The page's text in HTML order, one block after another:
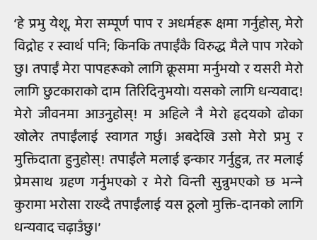
‘हे प्रभु येशू, मेरा सम्पूर्ण पाप र अधर्महरू क्षमा गर्नुहोस्, मेरो
विद्रोह र स्वार्थ पनि; किनकि तपाईंकै विरुद्ध मैले पाप गरेको
छु। तपाईं मेरा पापहरूको लागि क्रूसमा मर्नुभयो र यसरी मेरो
लागि छुटकाराको दाम तिरिदिनुभयो। यसको लागि धन्यवाद!
मेरो जीवनमा आउनुहोस्! म अहिले नै मेरो हृदयको ढोका
खोलेर तपाईंलाई स्वागत गर्छु। अबदेखि उसो मेरो प्रभु र
मुक्तिदाता हुनुहोस्! तपाईंले मलाई इन्कार गर्नुहुन्न, तर मलाई
प्रेमसाथ ग्रहण गर्नुभएको र मेरो विन्ती सुन्नुभएको छ भन्‍ने
कुरामा भरोसा राख्दै तपाईंलाई यस ठूलो मुक्ति-दानको लागि
धन्यवाद चढ़ाउँछु।’